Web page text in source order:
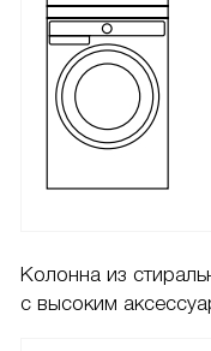
Колонна из
с высоким